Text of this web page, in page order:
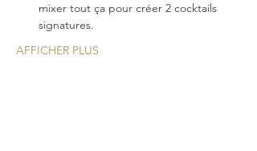
mixer tout ça pour créer 2 cocktails
signatures.
AFFICHER PLUS